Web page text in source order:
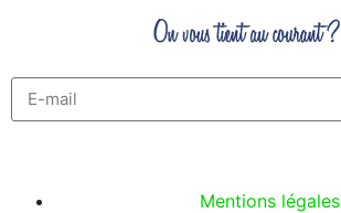
Mentions légales